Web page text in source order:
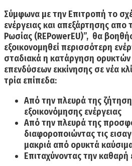
Σύμφωνα με την Επιτροπή το
ενέργειας και απεξάρτησης
Ρωσίας (REPowerEU)”, θα
εξοικονομηθεί περισσότερη
σταδιακά η κατάργηση ορυκτών
επενδύσεων εκκίνησης σε νέα
τρία επίπεδα:
Από τηνπλευρά της
εξοικονόμησης ενέργειας
Απότην πλευρά της
διαφοροποιώντας τις
μακριά από ορυκτά
Επιταχύνονταςτην καθαρή